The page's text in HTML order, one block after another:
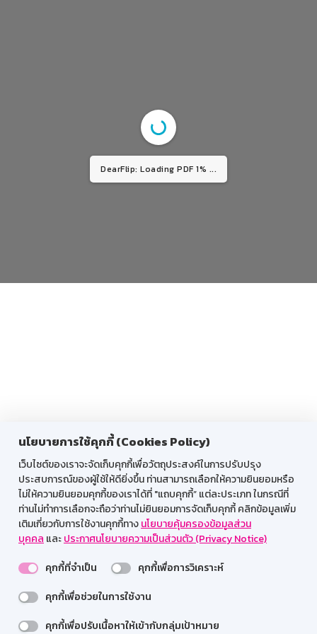
นโยบายการใช้คุกกี้ (Cookies Policy)
เว็บไซต์ของเราจะจัดเก็บคุกกี้เพื่อวัตถุประสงค์ในการปรับปรุง
ประสบการณ์ของผู้ใช้ให้ดียิ่งขึ้น ท่านสามารถเลือกให้ความยินยอมหรือ
ไม่ให้ความยินยอมคุกกี้ของเราได้ที่ "แถบคุกกี้” แต่ละประเภท ในกรณีที่
ท่านไม่ทำการเลือกจะถือว่าท่านไม่ยินยอมการจัดเก็บคุกกี้ คลิกข้อมูลเพิ่ม
เติมเกี่ยวกับการใช้งานคุกกี้ทางนโยบายคุ้มครองข้อมูลส่วน
บุคคล และประกาศนโยบายความเป็นส่วนตัว (Privacy Notice)
คุกกี้ที่จำเป็น
คุกกี้เพื่อการวิเคราะห์
คุกกี้เพื่อช่วยในการใช้งาน
คุกกี้เพื่อปรับเนื้อหาให้เข้ากับกลุ่มเป้าหมาย
DearFlip: Loading PDF 1% ...